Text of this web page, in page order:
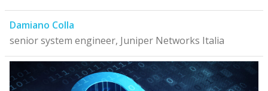
Damiano Colla
senior system engineer, Juniper Networks Italia